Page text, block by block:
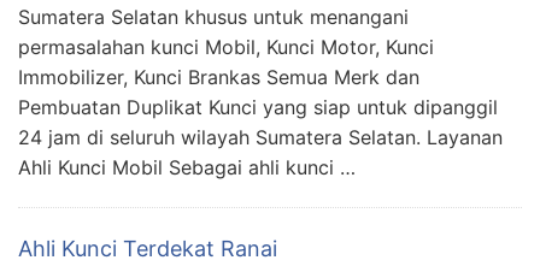
Sumatera Selatan khusus untuk menangani
permasalahan kunci Mobil, Kunci Motor, Kunci
Immobilizer, Kunci Brankas Semua Merk dan
Pembuatan Duplikat Kunci yang siap untuk dipanggil
24 jam di seluruh wilayah Sumatera Selatan. Layanan
Ahli Kunci Mobil Sebagai ahli kunci …
Ahli Kunci Terdekat Ranai